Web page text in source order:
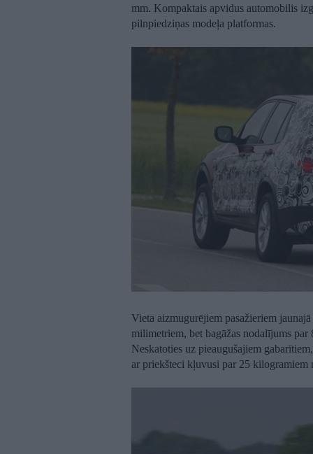
mm. Kompaktais apvidus automobilis
pilnpiedziņas modeļa platformas.
Vieta aizmugurējiem pasažieriem
milimetriem, bet bagāžas nodalījums
Neskatoties uz pieaugušajiem
ar priekšteci kļuvusi par 25 kilogramiem